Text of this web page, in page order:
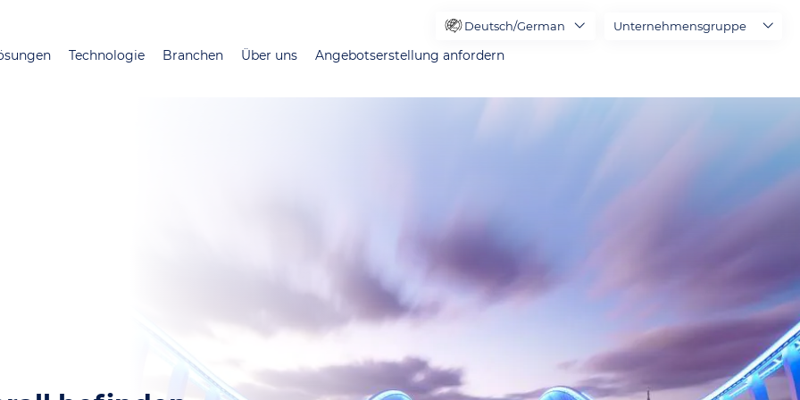
Inhalt
Technologie Branchen Über uns Angebotserstellung anfordern
Deutsch/German Unternehmensgruppe